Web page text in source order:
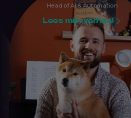
Lees mijn